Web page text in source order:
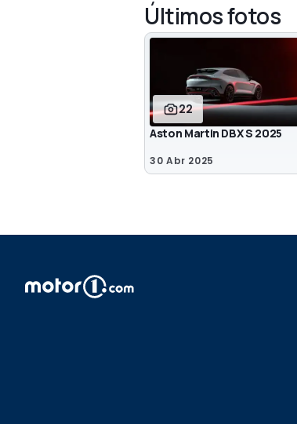
Últimos fotos
22
Aston Martin DBX S 2025
30 Abr 2025